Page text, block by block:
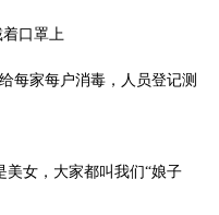
着口罩上
每家每户消毒，人员登记测
美女，大家都叫我们“娘子